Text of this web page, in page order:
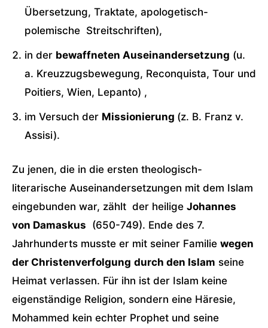
Übersetzung, Traktate, apologetisch-
polemische Streitschriften),
in der bewaffneten Auseinandersetzung (u.
a. Kreuzzugsbewegung, Reconquista, Tour und
Poitiers, Wien, Lepanto) ,
im Versuch der Missionierung (z. B. Franz v.
Assisi).
Zu jenen, die in die ersten theologisch-
literarische Auseinandersetzungen mit dem Islam
eingebunden war, zählt der heilige Johannes
von Damaskus (650-749). Ende des 7.
Jahrhunderts musste er mit seiner Familie wegen
der Christenverfolgung durch den Islam seine
Heimat verlassen. Für ihn ist der Islam keine
eigenständige Religion, sondern eine Häresie,
Mohammed kein echter Prophet und seine